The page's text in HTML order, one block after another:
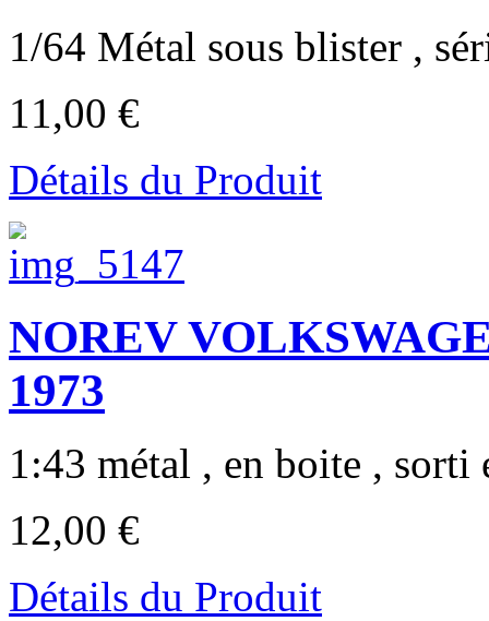
1/64 Métal sous blister ,
11,00 €
Détails du Produit
NOREV
1973
1:43 métal , en boite , sorti
12,00 €
Détails du Produit